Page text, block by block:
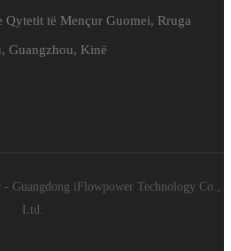
të Mençur Guomei, Rruga
Guangzhou, Kinë
iFlowpower Technology Co.,
Ltd.